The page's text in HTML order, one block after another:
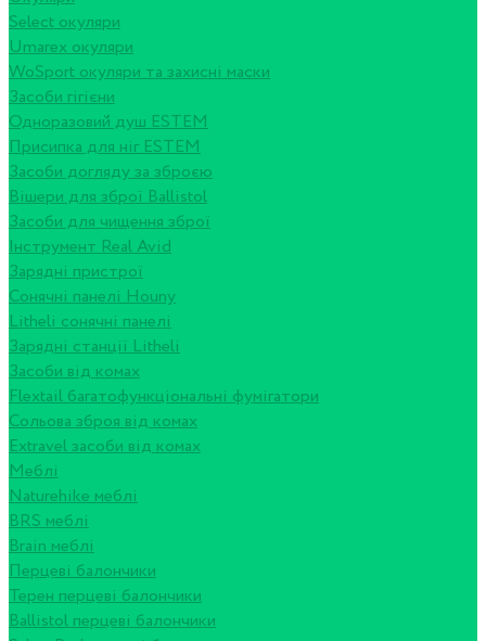
Select окуляри
Umarex окуляри
WoSport окуляри та захисні маски
Засоби гігієни
Одноразовий душ ESTEM
Присипка для ніг ESTEM
Засоби догляду за зброєю
Вішери для зброї Ballistol
Засоби для чищення зброї
Інструмент Real Avid
Зарядні пристрої
Сонячні панелі Houny
Litheli сонячні панелі
Зарядні станції Litheli
Засоби від комах
Flextail багатофункціональні фумігатори
Сольова зброя від комах
Extravel засоби від комах
Меблі
Naturehike меблі
BRS меблі
Brain меблі
Перцеві балончики
Терен перцеві балончики
Ballistol перцеві балончики